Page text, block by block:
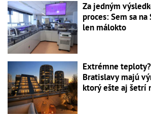
Za jedným
proces: Sem sa
len málokto
Extrémne
Bratislavy majú
ktorý ešte aj šetrí